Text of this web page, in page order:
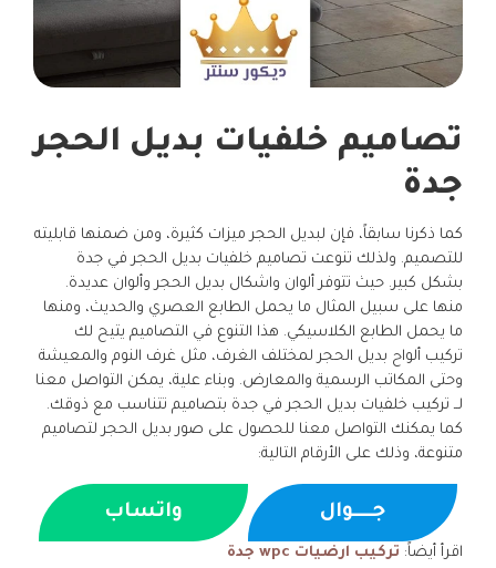
تصاميم خلفيات بديل الحجر
جدة
كما ذكرنا سابقاً، فإن لبديل الحجر ميزات كثيرة، ومن ضمنها قابليته
للتصميم. ولذلك تنوعت تصاميم خلفيات بديل الحجر في جدة
بشكل كبير. حيث تتوفر ألوان واشكال بديل الحجر وألوان عديدة.
منها على سبيل المثال ما يحمل الطابع العصري والحديث، ومنها
ما يحمل الطابع الكلاسيكي. هذا التنوع في التصاميم يتيح لك
تركيب ألواح بديل الحجر لمختلف الغرف، مثل غرف النوم والمعيشة
وحتى المكاتب الرسمية والمعارض. وبناء علية، يمكن التواصل معنا
لــ تركيب خلفيات بديل الحجر في جدة بتصاميم تتناسب مع ذوقك.
كما يمكنك التواصل معنا للحصول على صور بديل الحجر لتصاميم
متنوعة، وذلك على الأرقام التالية:
جــــوال واتساب
اقرأ أيضاً: تركيب ارضيات